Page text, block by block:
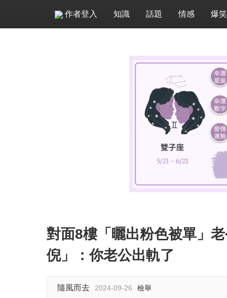
作者登入 知識 話題 情感 爆笑
對面8樓「曬出粉色被單」
倪」：你老公出軌了
隨風而去 2024-09-26 檢舉